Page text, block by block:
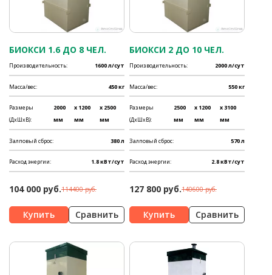
БИОКСИ 1.6 ДО 8 ЧЕЛ.
Производительность: 1600 л/сут
Масса/вес: 450 кг
Размеры
(ДхШхВ):
2000
мм
x 1200
мм
x 2500
мм
Залповый сброс: 380 л
Расход энергии: 1.8 кВт/сут
104 000 руб.114400 руб.
Сравнить
БИОКСИ 2 ДО 10 ЧЕЛ.
Производительность: 2000 л/сут
Масса/вес: 550 кг
Размеры
(ДхШхВ):
2500
мм
x 1200
мм
x 3100
мм
Залповый сброс: 570 л
Расход энергии: 2.8 кВт/сут
127 800 руб.140600 руб.
Сравнить